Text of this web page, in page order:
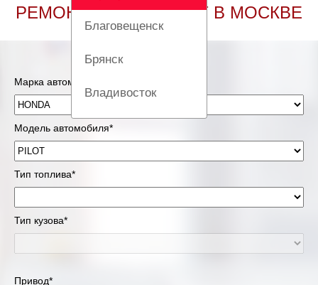
Благовещенск
Брянск
Владивосток
Вологда
Екатеринбург
РЕМОНТ HONDA PILOT В МОСКВЕ
Марка автомобиля*
Модель автомобиля*
Тип топлива*
Тип кузова*
Привод*